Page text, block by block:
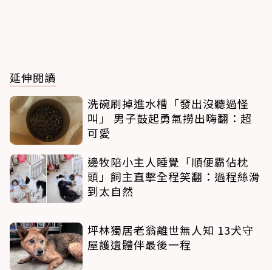
延伸閱讀
洗碗刷掉進水槽「發出沒聽過怪
叫」 男子鼓起勇氣撈出嗨翻：超
可愛
邊牧陪小主人睡覺「順便霸佔枕
頭」飼主直擊全程笑翻：過程絲滑
到太自然
坪林獨居老翁離世無人知 13犬守
屋護遺體伴最後一程